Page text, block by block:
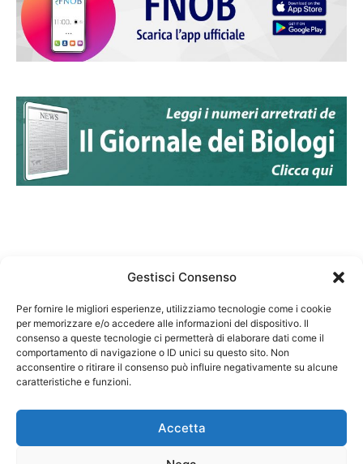
Gestisci Consenso
Per fornire le migliori esperienze, utilizziamo tecnologie come i cookie
per memorizzare e/o accedere alle informazioni del dispositivo. Il
consenso a queste tecnologie ci permetterà di elaborare dati come il
comportamento di navigazione o ID unici su questo sito. Non
acconsentire o ritirare il consenso può influire negativamente su alcune
caratteristiche e funzioni.
Accetta
Federazione Nazionale Degli Ordini dei Biologi:
codice fiscale 80069130583
Responsabile sito internet www.fnob.it: Vincenzo